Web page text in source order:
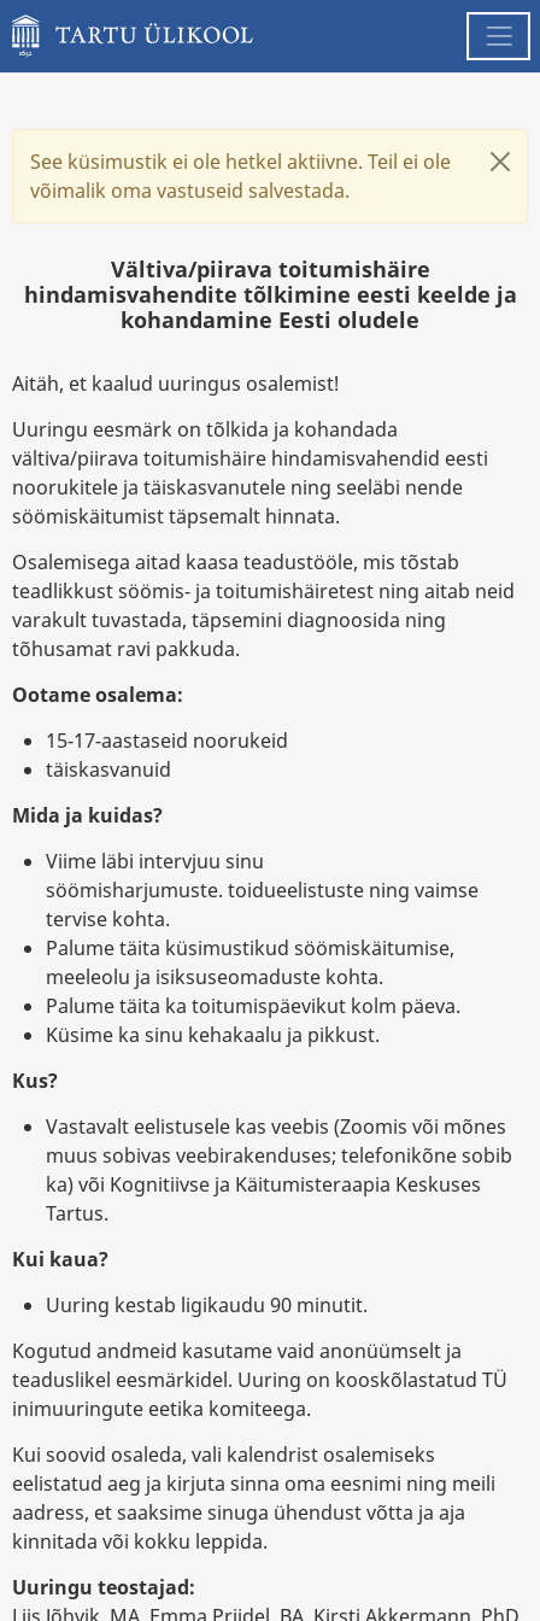
See küsimustik ei ole hetkel aktiivne. Teil ei ole
võimalik oma vastuseid salvestada.
Vältiva/piirava toitumishäire
hindamisvahendite tõlkimine eesti keelde ja
kohandamine Eesti oludele
Aitäh, et kaalud uuringus osalemist!
Uuringu eesmärk on tõlkida ja kohandada
vältiva/piirava toitumishäire hindamisvahendid eesti
noorukitele ja täiskasvanutele ning seeläbi nende
söömiskäitumist täpsemalt hinnata.
Osalemisega aitad kaasa teadustööle, mis tõstab
teadlikkust söömis- ja toitumishäiretest ning aitab neid
varakult tuvastada, täpsemini diagnoosida ning
tõhusamat ravi pakkuda.
Ootame osalema:
15-17-aastaseid noorukeid
täiskasvanuid
Mida ja kuidas?
Viime läbi intervjuu sinu
söömisharjumuste. toidueelistuste ning vaimse
tervise kohta.
Palume täita küsimustikud söömiskäitumise,
meeleolu ja isiksuseomaduste kohta.
Palume täita ka toitumispäevikut kolm päeva.
Küsime ka sinu kehakaalu ja pikkust.
Kus?
Vastavalt eelistusele kas veebis (Zoomis või mõnes
muus sobivas veebirakenduses; telefonikõne sobib
ka) või Kognitiivse ja Käitumisteraapia Keskuses
Tartus.
Kui kaua?
Uuring kestab ligikaudu 90 minutit.
Kogutud andmeid kasutame vaid anonüümselt ja
teaduslikel eesmärkidel. Uuring on kooskõlastatud TÜ
inimuuringute eetika komiteega.
Kui soovid osaleda, vali kalendrist osalemiseks
eelistatud aeg ja kirjuta sinna oma eesnimi ning meili
aadress, et saaksime sinuga ühendust võtta ja aja
kinnitada või kokku leppida.
Uuringu teostajad: